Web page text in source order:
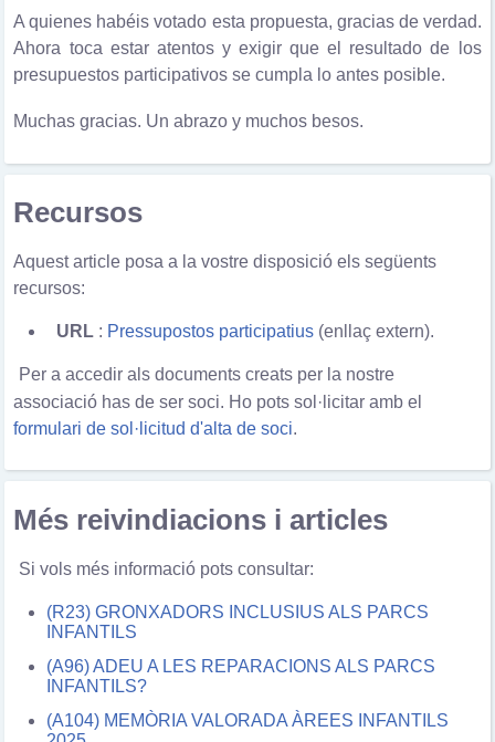
A quienes habéis votado esta propuesta, gracias de verdad.
Ahora toca estar atentos y exigir que el resultado de los
presupuestos participativos se cumpla lo antes posible.
Muchas gracias. Un abrazo y muchos besos.
Recursos
Aquest article posa a la vostre disposició els següents
recursos:
URL : Pressupostos participatius (enllaç extern).
Per a accedir als documents creats per la nostre
associació has de ser soci. Ho pots sol·licitar amb el
formulari de sol·licitud d'alta de soci.
Més reivindiacions i articles
Si vols més informació pots consultar:
(R23) GRONXADORS INCLUSIUS ALS PARCS
INFANTILS
(A96) ADEU A LES REPARACIONS ALS PARCS
INFANTILS?
(A104) MEMÒRIA VALORADA ÀREES INFANTILS